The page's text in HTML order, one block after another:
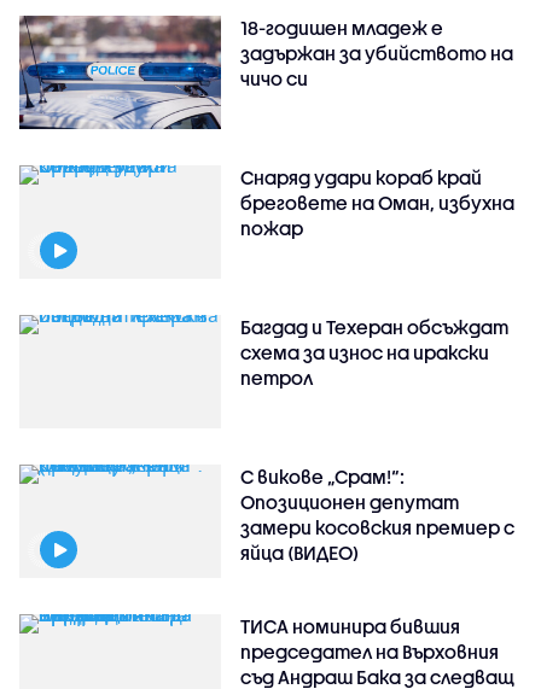
18-годишен младеж е
задържан за убийството на
чичо си
Снаряд удари кораб край
бреговете на Оман, избухна
пожар
Багдад и Техеран обсъждат
схема за износ на иракски
петрол
С викове „Срам!“:
Опозиционен депутат
замери косовския премиер с
яйца (ВИДЕО)
ТИСА номинира бившия
председател на Върховния
съд Андраш Бака за следващ